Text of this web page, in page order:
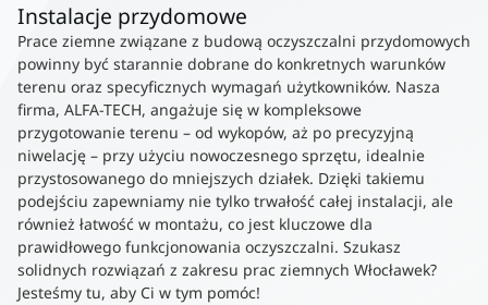
Instalacje przydomowe
Prace ziemne związane z budową oczyszczalni przydomowych
powinny być starannie dobrane do konkretnych warunków
terenu oraz specyficznych wymagań użytkowników. Nasza
firma, ALFA-TECH, angażuje się w kompleksowe
przygotowanie terenu – od wykopów, aż po precyzyjną
niwelację – przy użyciu nowoczesnego sprzętu, idealnie
przystosowanego do mniejszych działek. Dzięki takiemu
podejściu zapewniamy nie tylko trwałość całej instalacji, ale
również łatwość w montażu, co jest kluczowe dla
prawidłowego funkcjonowania oczyszczalni. Szukasz
solidnych rozwiązań z zakresu prac ziemnych Włocławek?
Jesteśmy tu, aby Ci w tym pomóc!